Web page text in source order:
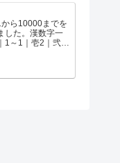
ら10000までを
した。漢数字一
1～1｜壱2｜弐3
｜拾玖2…